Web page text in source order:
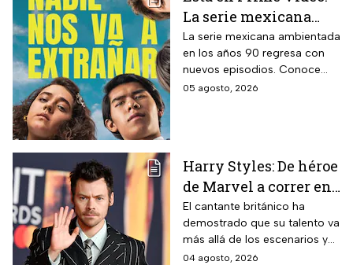
La serie mexicana
noventera de la que
todos están hablando
y que se ve en un fin
de semana
La serie mexicana ambientada
en los años 90 regresa con
nuevos episodios. Conoce
cuándo se estrena, qué
05 agosto, 2026
Harry Styles: De héroe
de Marvel a correr en
Chapultepec; las
apariciones del
cantante en el cine
El cantante británico ha
demostrado que su talento va
más allá de los escenarios y
ha llegado a la pantalla
04 agosto, 2026